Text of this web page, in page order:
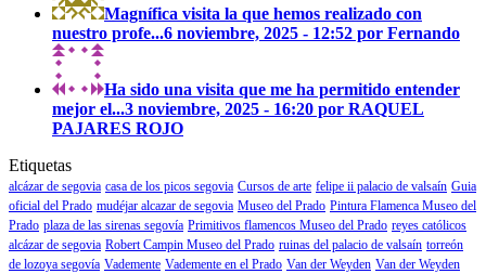
Magnífica visita la que hemos realizado con
nuestro profe...6 noviembre, 2025 - 12:52 por Fernando
Ha sido una visita que me ha permitido entender
mejor el...3 noviembre, 2025 - 16:20 por RAQUEL
PAJARES ROJO
Etiquetas
alcázar de segovia casa de los picos segovia Cursos de arte felipe ii palacio de valsaín Guia
oficial del Prado mudéjar alcazar de segovia Museo del Prado Pintura Flamenca Museo del
Prado plaza de las sirenas segovía Primitivos flamencos Museo del Prado reyes católicos
alcázar de segovia Robert Campin Museo del Prado ruinas del palacio de valsaín torreón
de lozoya segovía Vademente Vademente en el Prado Van der Weyden Van der Weyden